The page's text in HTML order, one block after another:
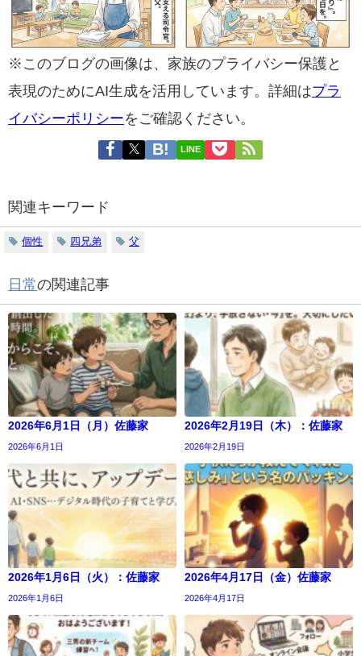
※このブログの画像は、家族のプライバシー保護と
表現のためにAI生成を活用しています。詳細はプラ
イバシーポリシーをご確認ください。
LINE
関連キーワード
個性 四兄弟 父
日常の関連記事
2026年6月1日（月）佐藤家
2026年6月1日
2026年2月19日（木）：佐藤家
2026年2月19日
2026年1月6日（火）：佐藤家
2026年1月6日
2026年4月17日（金）佐藤家
2026年4月17日